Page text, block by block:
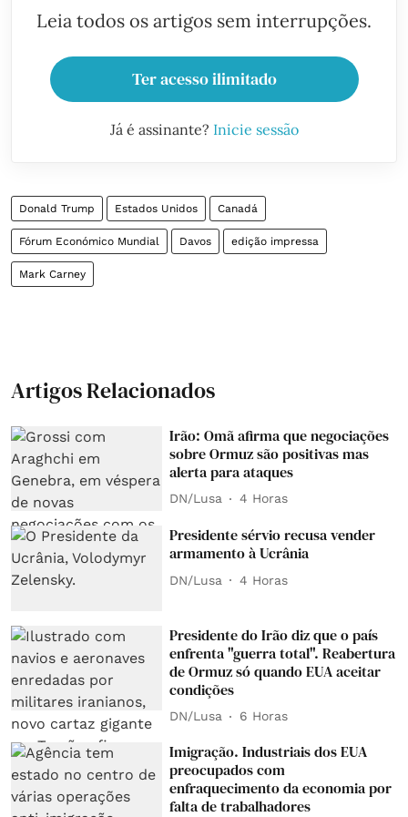
Leia todos os artigos sem interrupções.
Ter acesso ilimitado
Já é assinante? Inicie sessão
Donald Trump Estados Unidos Canadá
Fórum Económico Mundial Davos edição impressa
Mark Carney
Artigos Relacionados
Irão: Omã afirma que negociações
sobre Ormuz são positivas mas
alerta para ataques
DN/Lusa 4 Horas
Presidente sérvio recusa vender
armamento à Ucrânia
DN/Lusa 4 Horas
Presidente do Irão diz que o país
enfrenta "guerra total". Reabertura
de Ormuz só quando EUA aceitar
condições
DN/Lusa 6 Horas
Imigração. Industriais dos EUA
preocupados com
enfraquecimento da economia por
falta de trabalhadores